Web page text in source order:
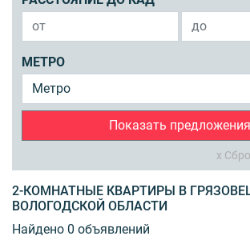
МЕТРО
Показать предложения
x
2-КОМНАТНЫЕ КВАРТИРЫ В
ВОЛОГОДСКОЙ ОБЛАСТИ
Найдено 0 объявлений